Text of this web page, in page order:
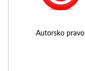
Autorsko pravo